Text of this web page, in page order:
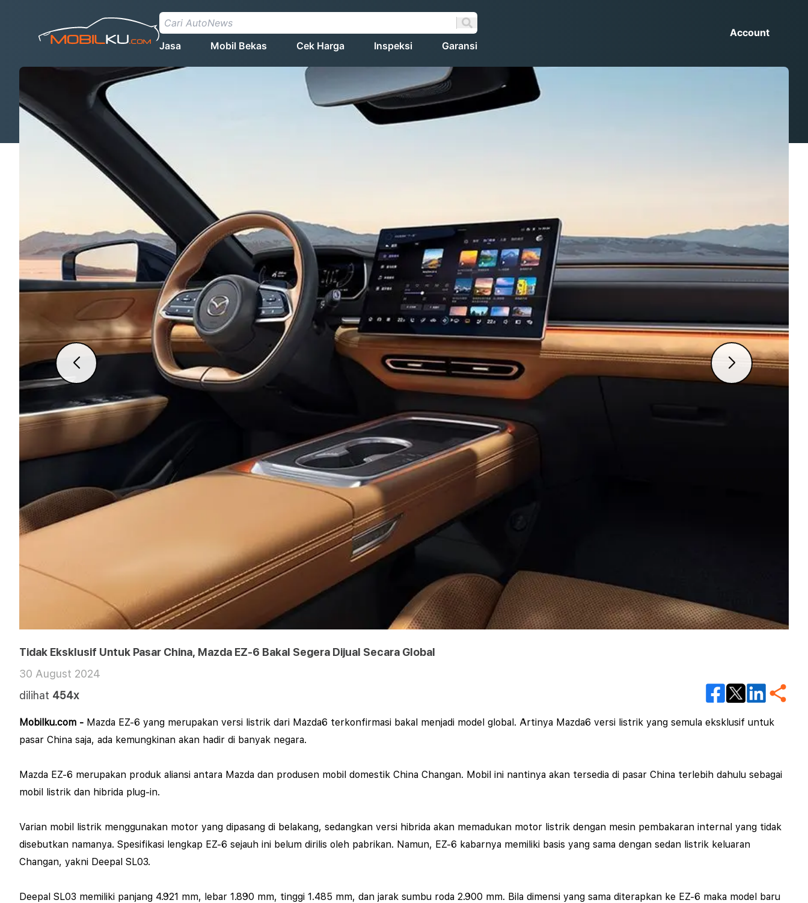
Jasa Mobil Bekas Cek Harga Inspeksi Garansi
Account
Tidak Eksklusif Untuk Pasar China, Mazda EZ-6 Bakal Segera Dijual Secara Global
30 August 2024
dilihat 454x
Mobilku.com - Mazda EZ-6 yang merupakan versi listrik dari Mazda6 terkonfirmasi bakal menjadi model global. Artinya Mazda6 versi listrik yang semula eksklusif untuk
pasar China saja, ada kemungkinan akan hadir di banyak negara.
Mazda EZ-6 merupakan produk aliansi antara Mazda dan produsen mobil domestik China Changan. Mobil ini nantinya akan tersedia di pasar China terlebih dahulu sebagai
mobil listrik dan hibrida plug-in.
Varian mobil listrik menggunakan motor yang dipasang di belakang, sedangkan versi hibrida akan memadukan motor listrik dengan mesin pembakaran internal yang tidak
disebutkan namanya. Spesifikasi lengkap EZ-6 sejauh ini belum dirilis oleh pabrikan. Namun, EZ-6 kabarnya memiliki basis yang sama dengan sedan listrik keluaran
Changan, yakni Deepal SL03.
Deepal SL03 memiliki panjang 4.921 mm, lebar 1.890 mm, tinggi 1.485 mm, dan jarak sumbu roda 2.900 mm. Bila dimensi yang sama diterapkan ke EZ-6 maka model baru